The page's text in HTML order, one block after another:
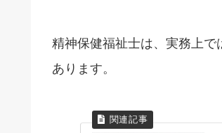
精神保健福祉士は、実務上
あります。